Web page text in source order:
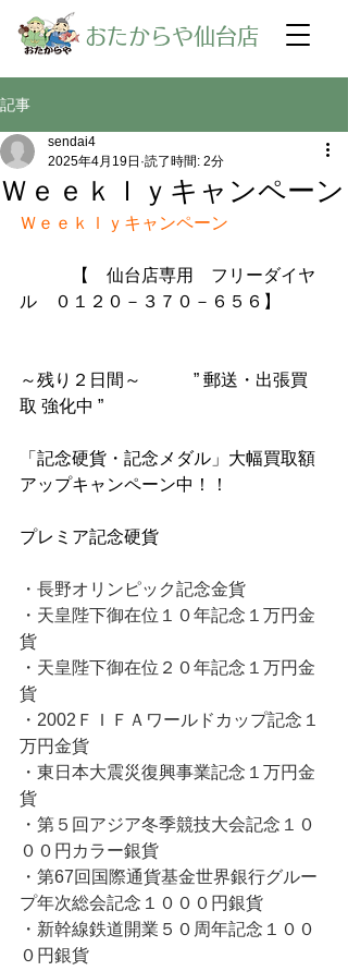
​おたからや仙台店
記事
Ｗｅｅｋｌｙキャンペーン
sendai4
2025年4月19日 読了時間: 2分
Ｗｅｅｋｌｙキャンペーン
【　仙台店専用　フリーダイヤ
ル　０１２０－３７０－６５６】
～残り２日間～　　　” 郵送・出張買
取 強化中 ”
「記念硬貨・記念メダル」大幅買取額
アップキャンペーン中！！
プレミア記念硬貨
・長野オリンピック記念金貨
・天皇陛下御在位１０年記念１万円金
貨
・天皇陛下御在位２０年記念１万円金
貨
・2002ＦＩＦＡワールドカップ記念１
万円金貨
・東日本大震災復興事業記念１万円金
貨
・第５回アジア冬季競技大会記念１０
００円カラー銀貨
・第67回国際通貨基金世界銀行グルー
プ年次総会記念１０００円銀貨
・新幹線鉄道開業５０周年記念１００
０円銀貨